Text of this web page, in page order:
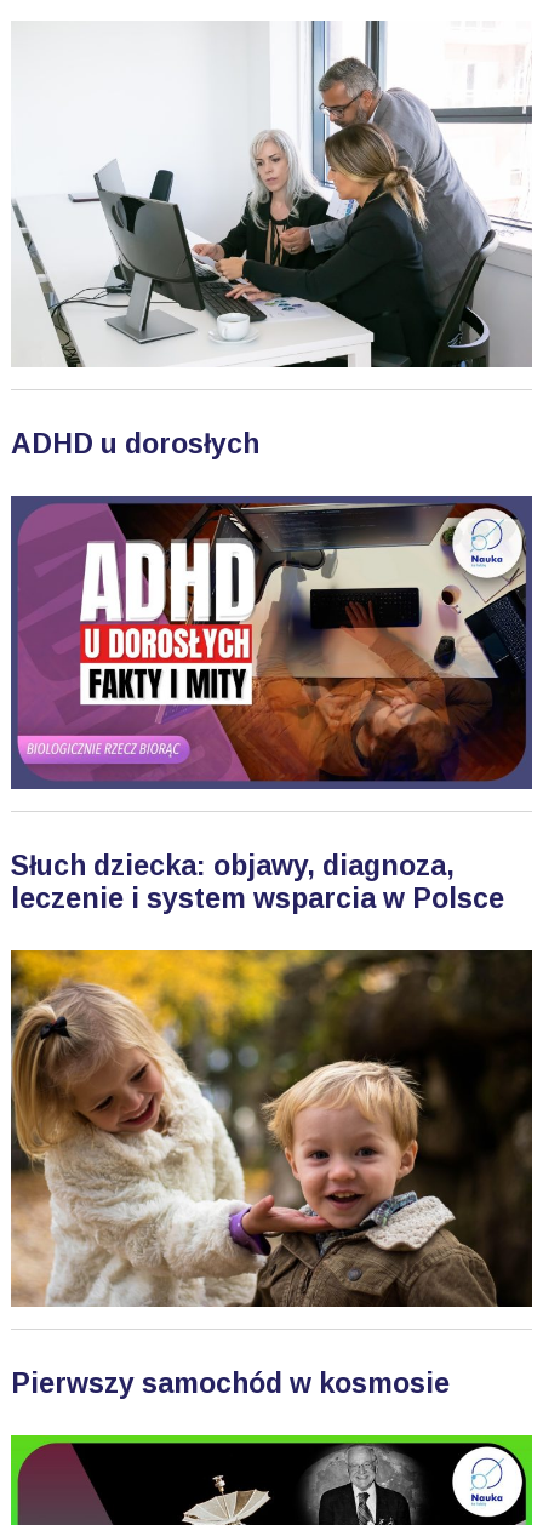
ADHD u dorosłych
Słuch dziecka: objawy, diagnoza,
leczenie i system wsparcia w Polsce
Pierwszy samochód w kosmosie